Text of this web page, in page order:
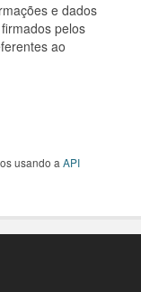
e dados
pelos
ao
usando a API